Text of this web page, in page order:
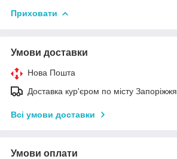
Приховати
Умови доставки
Нова Пошта
Доставка кур'єром по місту Запоріжжя
Всі умови доставки
Умови оплати